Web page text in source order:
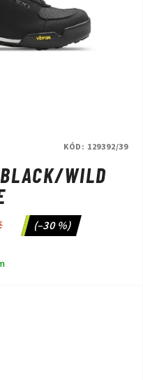
WILD
(–30 %)
KÓD: 129392/39